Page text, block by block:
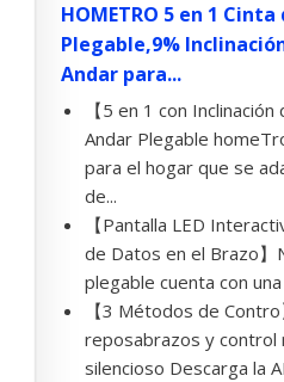
HOMETRO 5 en 1
Plegable,9%
Andar para...
【5 en 1 con
Andar Plegable
para el hogar que se
de...
【Pantalla LED
de Datos en el Brazo
plegable cuenta con
【3 Métodos de
reposabrazos y control
silencioso Descarga la